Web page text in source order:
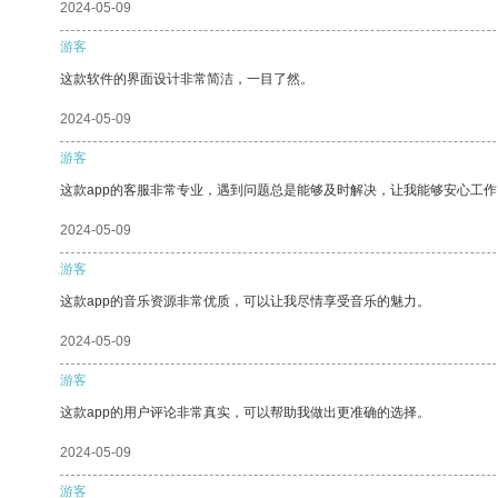
2024-05-09
游客
这款软件的界面设计非常简洁，一目了然。
2024-05-09
游客
这款app的客服非常专业，遇到问题总是能够及时解决，让我能够安心工
2024-05-09
游客
这款app的音乐资源非常优质，可以让我尽情享受音乐的魅力。
2024-05-09
游客
这款app的用户评论非常真实，可以帮助我做出更准确的选择。
2024-05-09
游客